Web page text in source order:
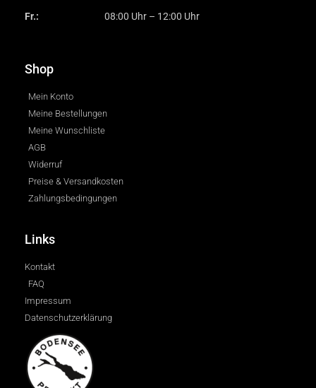
Fr.: 08:00 Uhr – 12:00 Uhr
Shop
Mein Konto
Meine Bestellungen
Meine Wunschliste
AGB
Widerruf
Preise & Versandkosten
Zahlungsbedingungen
Links
Kontakt
FAQ
Impressum
Datenschutzerklärung